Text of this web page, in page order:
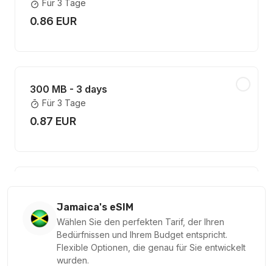
Für 3 Tage
0.86 EUR
300 MB - 3 days
Für 3 Tage
0.87 EUR
Für 7 Tage
1.27 EUR
Jamaica's eSIM
Wählen Sie den perfekten Tarif, der Ihren
Bedürfnissen und Ihrem Budget entspricht.
Flexible Optionen, die genau für Sie entwickelt
wurden.